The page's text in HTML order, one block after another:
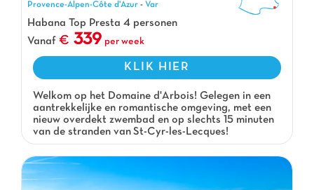
Provence-Alpen-Côte d'Azur - Var
Habana Top Presta 4 personen
Vanaf
339 per week
KLIK HIER
Welkom op het Domaine d'Arbois! Gelegen in een
aantrekkelijke en romantische omgeving, met een
nieuw overdekt zwembad en op slechts 15 minuten
van de stranden van St-Cyr-les-Lecques!